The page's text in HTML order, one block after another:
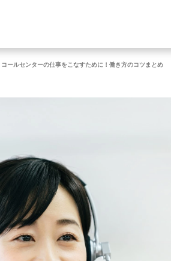
コールセンターの仕事をこなすために！働き方のコツまとめ